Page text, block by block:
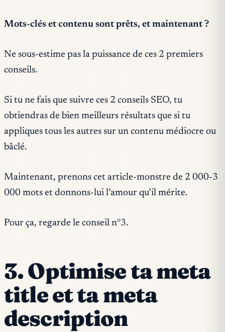
Mots-clés et contenu sont prêts, et maintenant ?
Ne sous-estime pas la puissance de ces 2 premiers
conseils.
Si tu ne fais que suivre ces 2 conseils SEO, tu
obtiendras de bien meilleurs résultats que si tu
appliques tous les autres sur un contenu médiocre ou
bâclé.
Maintenant, prenons cet article-monstre de 2 000-3
000 mots et donnons-lui l’amour qu’il mérite.
Pour ça, regarde le conseil n°3.
3. Optimise ta meta
title et ta meta
description